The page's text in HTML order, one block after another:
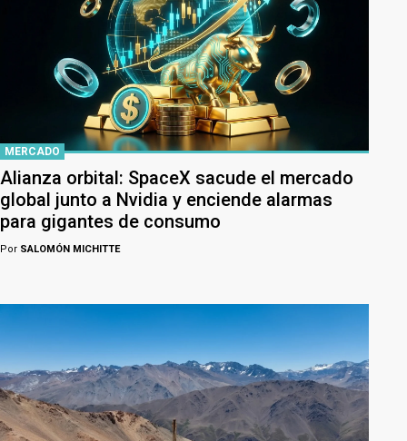
MERCADO
Alianza orbital: SpaceX sacude el mercado
global junto a Nvidia y enciende alarmas
para gigantes de consumo
Por SALOMÓN MICHITTE